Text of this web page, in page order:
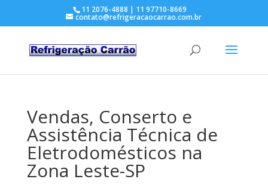
11 2076-4888 | 11 97710-8669
contato@refrigeracaocarrao.com.br
Vendas, Conserto e
Assistência Técnica de
Eletrodomésticos na
Zona Leste-SP